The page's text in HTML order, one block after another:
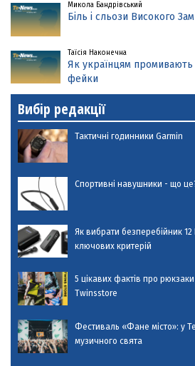
Микола Бандрівський
Біль і сльози Високого
Таїсія Наконечна
Як українцям промивають
фейки
Вибір редакції
Тактичні годинники Garmin
Спортивні навушники - що
Як вибрати безперебійник
ключових критерій
5 цікавих фактів про
Twinsstore
Фестиваль «Фане місто»: у
музичного свята